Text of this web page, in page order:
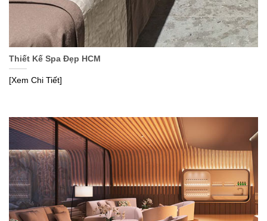
Thiết Kế Spa Đẹp HCM
[Xem Chi Tiết]